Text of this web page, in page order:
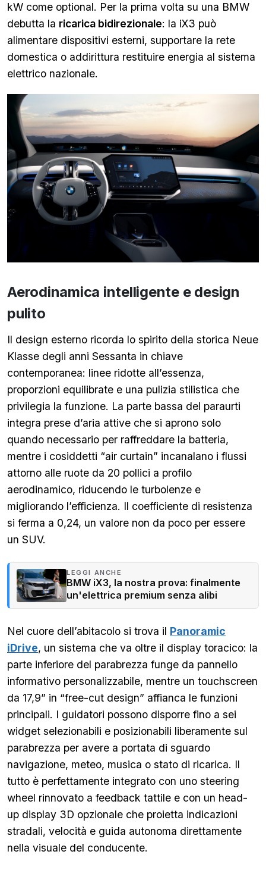
kW come optional. Per la prima volta su una BMW
debutta la ricarica bidirezionale: la iX3 può
alimentare dispositivi esterni, supportare la rete
domestica o addirittura restituire energia al sistema
elettrico nazionale.
Aerodinamica intelligente e design
pulito
Il design esterno ricorda lo spirito della storica Neue
Klasse degli anni Sessanta in chiave
contemporanea: linee ridotte all’essenza,
proporzioni equilibrate e una pulizia stilistica che
privilegia la funzione. La parte bassa del paraurti
integra prese d’aria attive che si aprono solo
quando necessario per raffreddare la batteria,
mentre i cosiddetti “air curtain” incanalano i flussi
attorno alle ruote da 20 pollici a profilo
aerodinamico, riducendo le turbolenze e
migliorando l’efficienza. Il coefficiente di resistenza
si ferma a 0,24, un valore non da poco per essere
un SUV.
LEGGI ANCHE
BMW iX3, la nostra prova: finalmente
un'elettrica premium senza alibi
Nel cuore dell’abitacolo si trova il Panoramic
iDrive, un sistema che va oltre il display toracico: la
parte inferiore del parabrezza funge da pannello
informativo personalizzabile, mentre un touchscreen
da 17,9” in “free-cut design” affianca le funzioni
principali. I guidatori possono disporre fino a sei
widget selezionabili e posizionabili liberamente sul
parabrezza per avere a portata di sguardo
navigazione, meteo, musica o stato di ricarica. Il
tutto è perfettamente integrato con uno steering
wheel rinnovato a feedback tattile e con un head-
up display 3D opzionale che proietta indicazioni
stradali, velocità e guida autonoma direttamente
nella visuale del conducente.